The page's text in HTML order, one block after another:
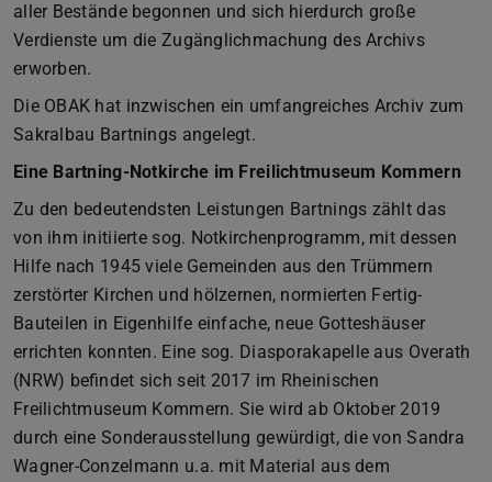
aller Bestände begonnen und sich hierdurch große
Verdienste um die Zugänglichmachung des Archivs
erworben.
Die OBAK hat inzwischen ein umfangreiches Archiv zum
Sakralbau Bartnings angelegt.
Eine Bartning-Notkirche im Freilichtmuseum Kommern
Zu den bedeutendsten Leistungen Bartnings zählt das
von ihm initiierte sog. Notkirchenprogramm, mit dessen
Hilfe nach 1945 viele Gemeinden aus den Trümmern
zerstörter Kirchen und hölzernen, normierten Fertig-
Bauteilen in Eigenhilfe einfache, neue Gotteshäuser
errichten konnten. Eine sog. Diasporakapelle aus Overath
(NRW) befindet sich seit 2017 im Rheinischen
Freilichtmuseum Kommern. Sie wird ab Oktober 2019
durch eine Sonderausstellung gewürdigt, die von Sandra
Wagner-Conzelmann u.a. mit Material aus dem